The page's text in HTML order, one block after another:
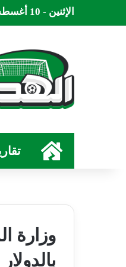
الإثنين - 10 أغسطس - 2026 / 7:58 صباحًا
الرئيسية
وزارة
بالدولار